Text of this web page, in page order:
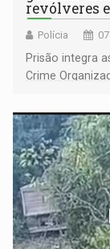
revólveres
Polícia
Prisão integra
Crime